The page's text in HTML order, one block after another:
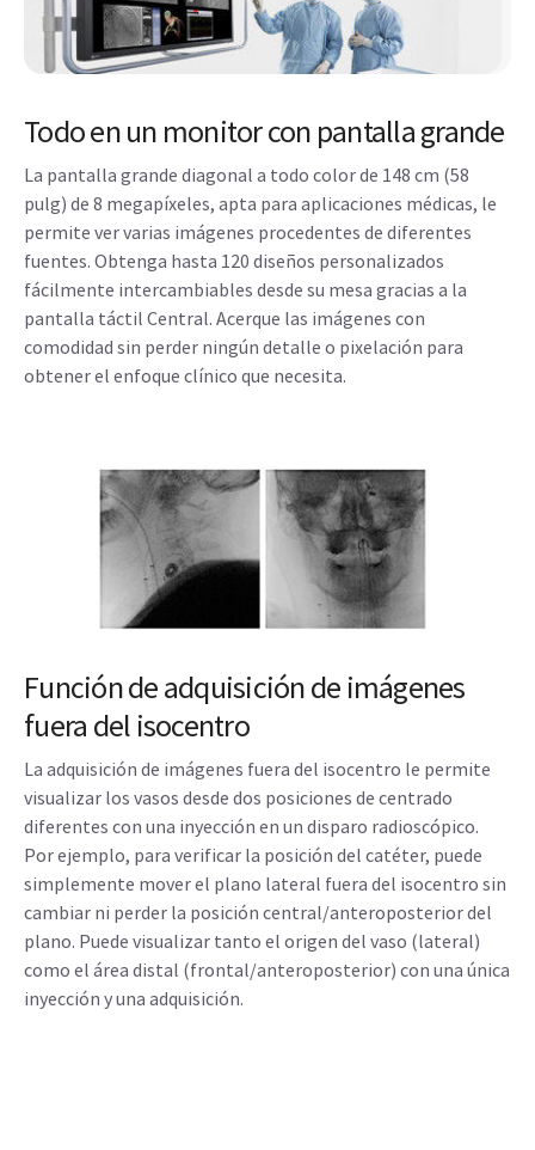
Todo en un monitor con pantalla grande
La pantalla grande diagonal a todo color de 148 cm (58
pulg) de 8 megapíxeles, apta para aplicaciones médicas, le
permite ver varias imágenes procedentes de diferentes
fuentes. Obtenga hasta 120 diseños personalizados
fácilmente intercambiables desde su mesa gracias a la
pantalla táctil Central. Acerque las imágenes con
comodidad sin perder ningún detalle o pixelación para
obtener el enfoque clínico que necesita.
Función de adquisición de imágenes
fuera del isocentro
La adquisición de imágenes fuera del isocentro le permite
visualizar los vasos desde dos posiciones de centrado
diferentes con una inyección en un disparo radioscópico.
Por ejemplo, para verificar la posición del catéter, puede
simplemente mover el plano lateral fuera del isocentro sin
cambiar ni perder la posición central/anteroposterior del
plano. Puede visualizar tanto el origen del vaso (lateral)
como el área distal (frontal/anteroposterior) con una única
inyección y una adquisición.